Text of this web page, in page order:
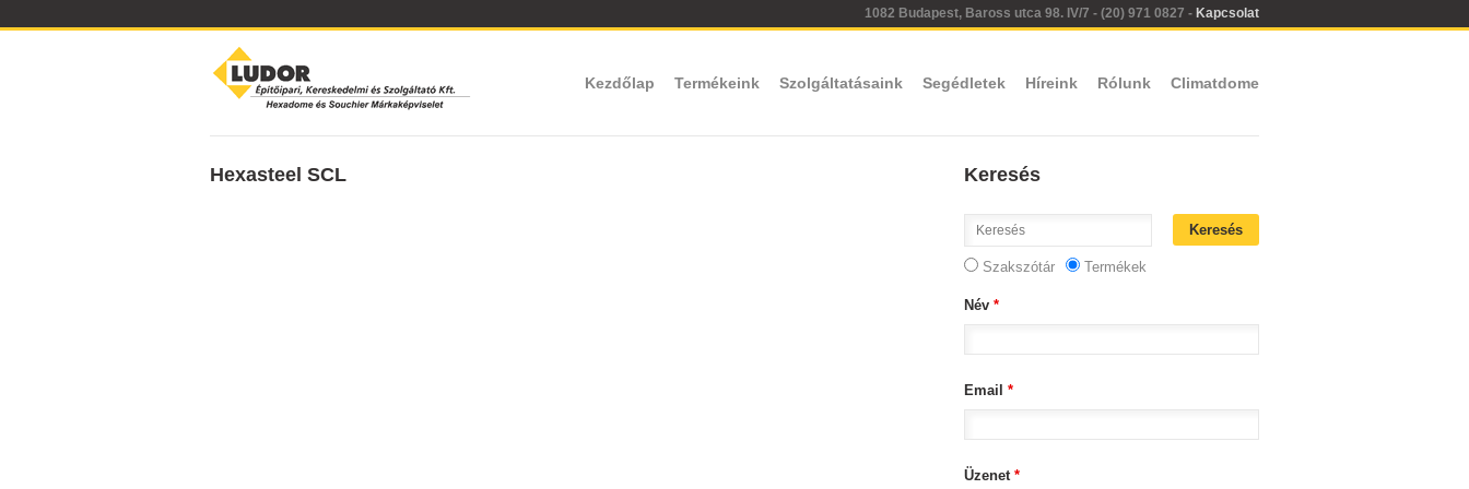
1082 Budapest, Baross utca 98. IV/7 - (20) 971 0827 - Kapcsolat
Kezdőlap Termékeink Szolgáltatásaink Segédletek Híreink Rólunk Climatdome
Hexasteel SCL Keresés
Szakszótár Termékek
Név *
Email *
Üzenet *